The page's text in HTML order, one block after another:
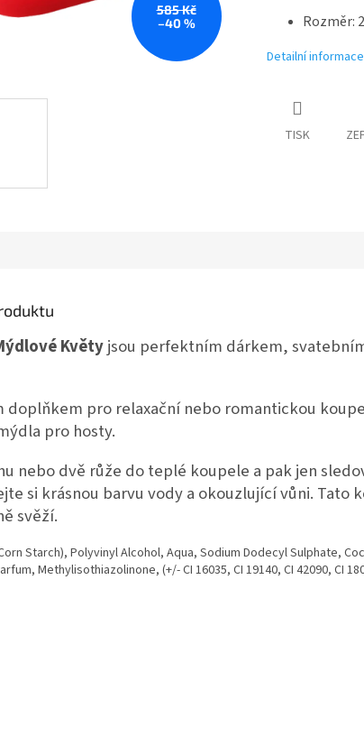
585 Kč
–40 %
Rozměr:
Detailní informace
TISK
Květyjsou perfektním dárkem,
doplňkem pro relaxační nebo romantickou
pro hosty.
nebo dvě růže do teplé koupele a pak jen
si krásnou barvu vody a okouzlující vůni. Tato
svěží.
Starch), Polyvinyl Alcohol, Aqua, Sodium Dodecyl Sulphate,
Methylisothiazolinone, (+/- CI 16035, CI 19140, CI 42090, CI